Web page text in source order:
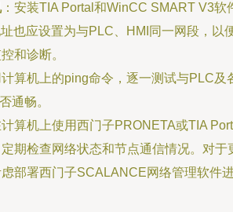
：安装TIA Portal和WinCC SMART V3软
也应设置为与PLC、HMI同一网段，以
和诊断。
计算机上的ping命令，逐一测试与PLC及
通畅。
计算机上使用西门子PRONETA或TIA
期检查网络状态和节点通信情况。对于
部署西门子SCALANCE网络管理软件